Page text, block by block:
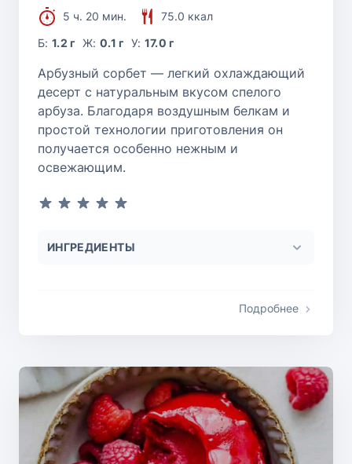
5 ч. 20 мин.
75.0 ккал
Б:1.2 г Ж: 0.1 г У: 17.0 г
Арбузный сорбет — легкий охлаждающий
десерт с натуральным вкусом спелого
арбуза. Благодаря воздушным белкам и
простой технологии приготовления он
получается особенно нежным и
освежающим.
ИНГРЕДИЕНТЫ
Подробнее